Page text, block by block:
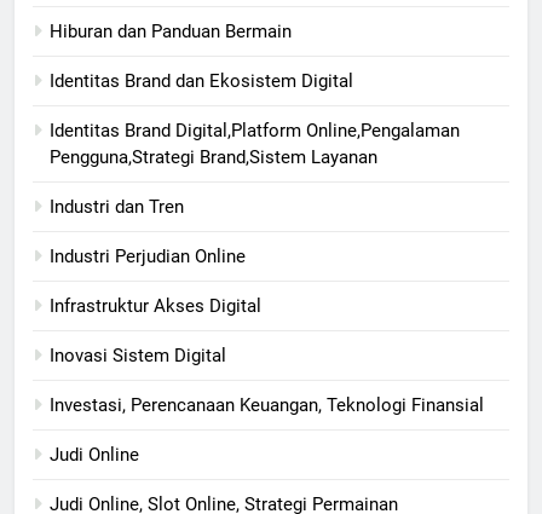
Hiburan dan Panduan Bermain
Identitas Brand dan Ekosistem Digital
Identitas Brand Digital,Platform Online,Pengalaman
Pengguna,Strategi Brand,Sistem Layanan
Industri dan Tren
Industri Perjudian Online
Infrastruktur Akses Digital
Inovasi Sistem Digital
Investasi, Perencanaan Keuangan, Teknologi Finansial
Judi Online
Judi Online, Slot Online, Strategi Permainan